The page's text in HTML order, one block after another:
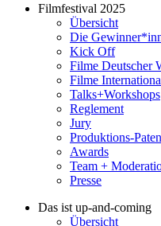
Filmfestival 2025
Übersicht
Die
Kick Off
Filme Deutscher
Filme
Talks+Workshops
Reglement
Jury
Produktions-
Awards
Team +
Presse
Das ist up-and-coming
Übersicht